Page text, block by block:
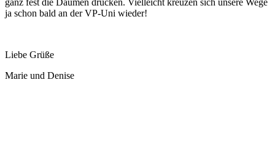
ganz fest die Daumen drücken. Vielleicht kreuzen sich unsere Wege
ja schon bald an der VP-Uni wieder!
Liebe Grüße
Marie und Denise